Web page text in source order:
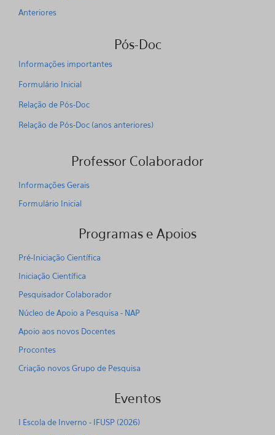
Anteriores
Pós-Doc
Informações importantes
Formulário Inicial
Relação de Pós-Doc
Relação de Pós-Doc (anos anteriores)
Professor Colaborador
Informações Gerais
Formulário Inicial
Programas e Apoios
Pré-Iniciação Científica
Iniciação Científica
Pesquisador Colaborador
Núcleo de Apoio a Pesquisa - NAP
Apoio aos novos Docentes
Procontes
Criação novos Grupo de Pesquisa
Eventos
I Escola de Inverno - IFUSP (2026)